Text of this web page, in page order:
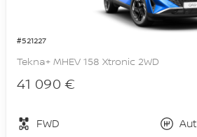
#521227
Tekna+ MHEV 158 Xtronic 2WD
41 090 €
FWD